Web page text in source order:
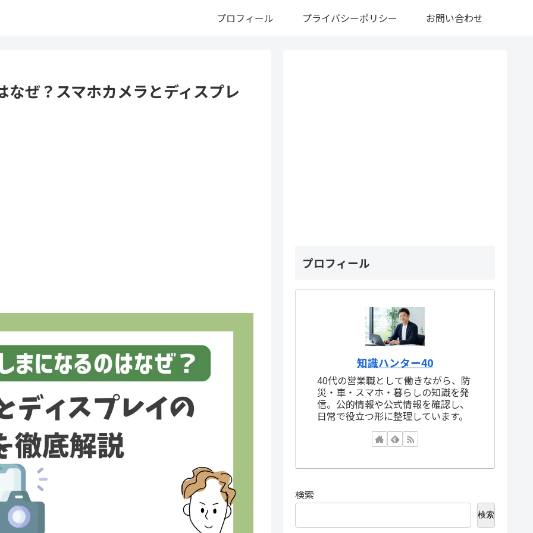
プロフィール プライバシーポリシー お問い合わせ
ぜ？スマホカメラとディスプレ
プロフィール
知識ハンター40
40代の営業職として働きながら、防
災・車・スマホ・暮らしの知識を発
信。公的情報や公式情報を確認し、
日常で役立つ形に整理しています。
検索
検索